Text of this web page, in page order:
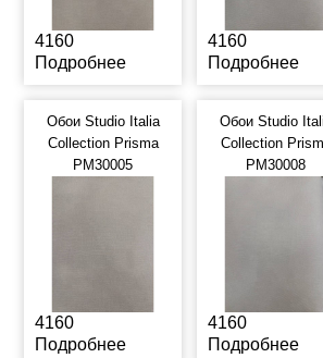
4160
Подробнее
4160
Подробнее
Обои Studio Italia
Collection Prisma
PM30005
4160
Подробнее
Обои Studio
Collection
PM30008
4160
Подробнее